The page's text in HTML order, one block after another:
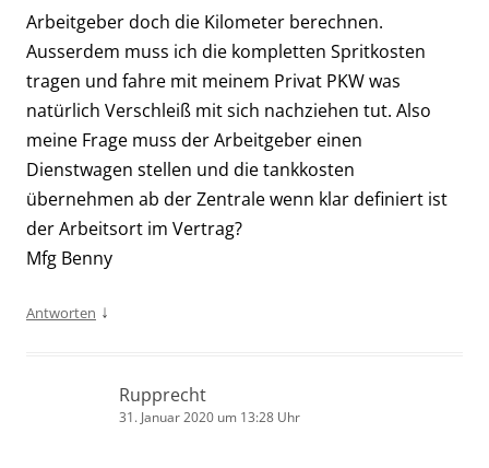
Arbeitgeber doch die Kilometer berechnen.
Ausserdem muss ich die kompletten Spritkosten
tragen und fahre mit meinem Privat PKW was
natürlich Verschleiß mit sich nachziehen tut. Also
meine Frage muss der Arbeitgeber einen
Dienstwagen stellen und die tankkosten
übernehmen ab der Zentrale wenn klar definiert ist
der Arbeitsort im Vertrag?
Mfg Benny
Antworten ↓
Rupprecht
31. Januar 2020 um 13:28 Uhr